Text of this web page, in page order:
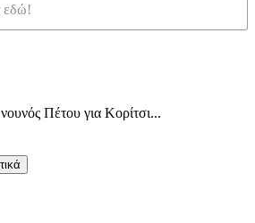
Πέτου για Κορίτσι...